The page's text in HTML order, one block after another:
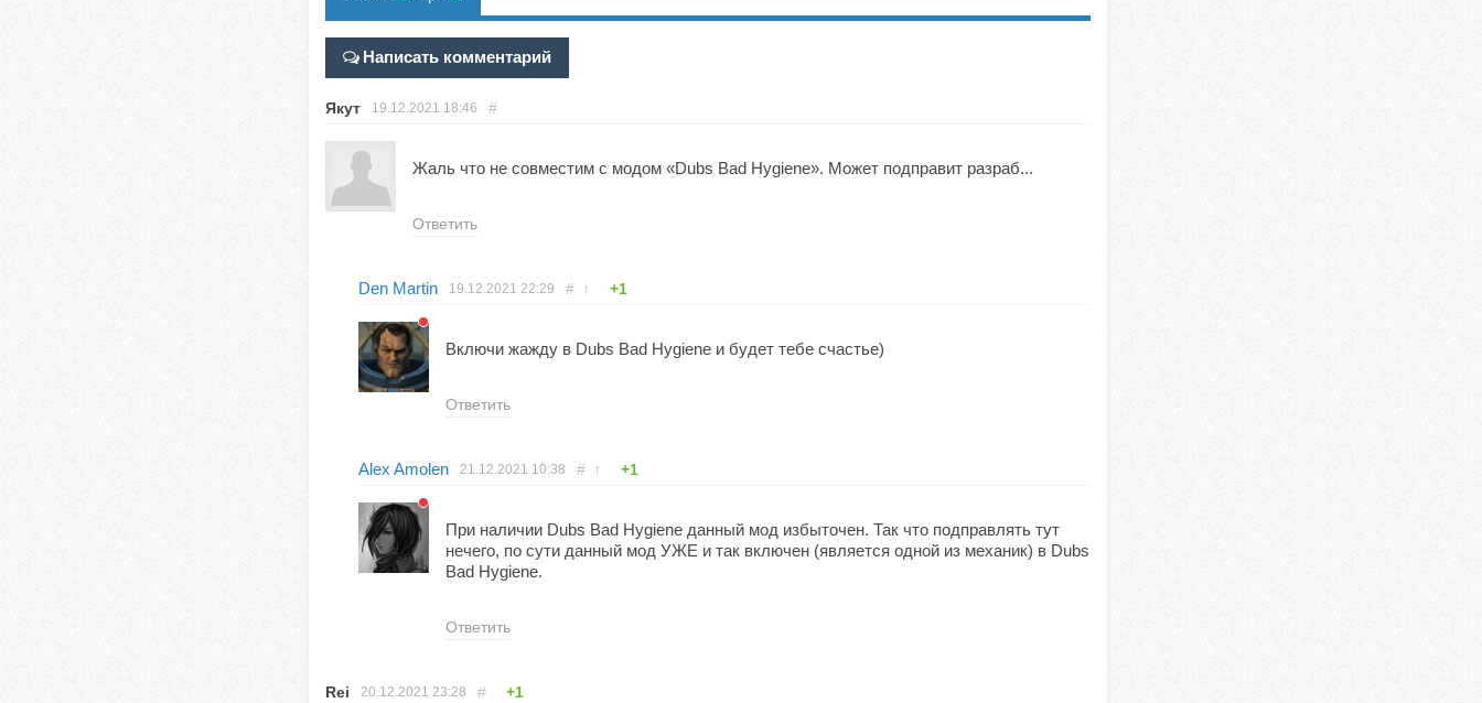
Написать комментарий
Якут 19.12.2021 18:46 #
Жаль что не совместим с модом «Dubs Bad Hygiene». Может подправит разраб...
Ответить
Den Martin 19.12.2021 22:29 # ↑ +1
Включи жажду в Dubs Bad Hygiene и будет тебе счастье)
Ответить
Alex Amolen 21.12.2021 10:38 # ↑ +1
При наличии Dubs Bad Hygiene данный мод избыточен. Так что подправлять тут
нечего, по сути данный мод УЖЕ и так включен (является одной из механик) в Dubs
Bad Hygiene.
Ответить
Rei 20.12.2021 23:28 # +1